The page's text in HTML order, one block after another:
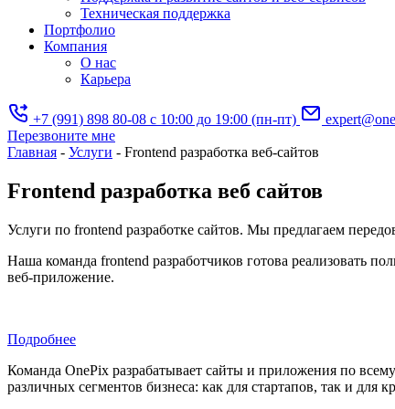
Техническая поддержка
Портфолио
Компания
О нас
Карьера
+7 (991) 898 80-08 с 10:00 до 19:00 (пн-пт)
Перезвоните мне
Главная - Услуги - Frontend разработка веб-сайтов
Frontend разработка веб сайтов
Услуги по frontend разработке сайтов. Мы предлагаем
Наша команда frontend разработчиков готова реализовать
веб-приложение.
Подробнее
Команда OnePix разрабатывает сайты и приложения по
различных сегментов бизнеса: как для стартапов, так и для